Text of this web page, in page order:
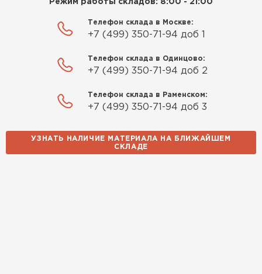
Экономия времени и средств: Уменьшение
количества стыков сокращает время монтажа
и снижает затраты на крепежные материалы.
Режим работы складов: 8:00 - 21:00
Телефон склада в Москве:
+7 (499) 350-71-94 доб 1
Телефон склада в Одинцово:
+7 (499) 350-71-94 доб 2
Телефон склада в Раменском:
+7 (499) 350-71-94 доб 3
УЗНАТЬ НАЛИЧИЕ МАТЕРИАЛА НА БЛИЖАЙШЕМ
СКЛАДЕ